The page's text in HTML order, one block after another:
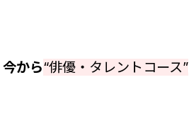
今から“俳優・タレントコース”